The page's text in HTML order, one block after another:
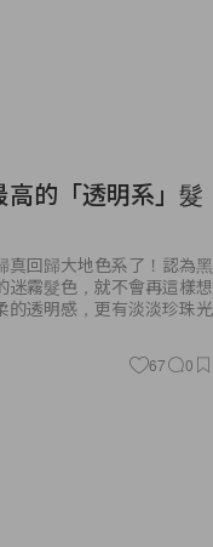
的「透明系」髮
真回歸大地色系了！認為黑
迷霧髮色，就不會再這樣想
的透明感，更有淡淡珍珠光
67 0